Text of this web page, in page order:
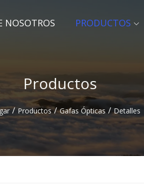
NOSOTROS PRODUCTOS
Productos
/ Productos / Gafas Ópticas / Detalles